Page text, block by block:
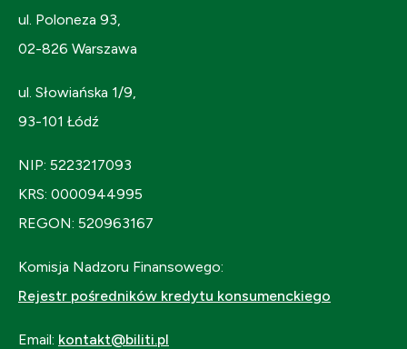
ul. Poloneza 93,
02-826 Warszawa
ul. Słowiańska 1/9,
93-101 Łódź
NIP: 5223217093
KRS: 0000944995
REGON: 520963167
Komisja Nadzoru Finansowego:
Rejestr pośredników kredytu konsumenckiego
Email: kontakt@biliti.pl